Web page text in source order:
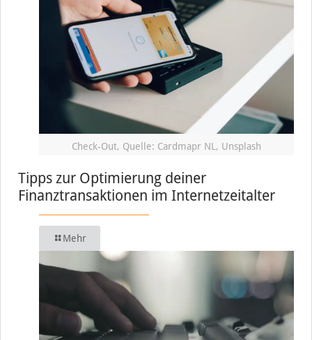
Check-Out, Quelle: Cardmapr NL, Unsplash
Tipps zur Optimierung deiner
Finanztransaktionen im Internetzeitalter
Mehr